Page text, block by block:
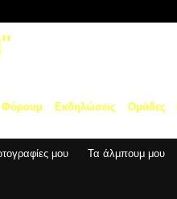
Φόρουμ Εκδηλώσεις Ομάδες
μου Τα άλμπουμ μου